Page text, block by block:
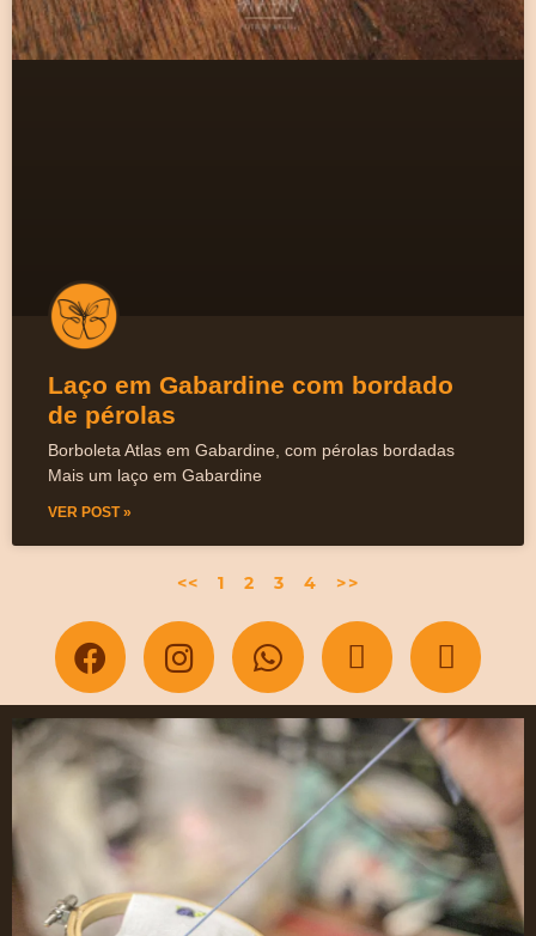
Laço em Gabardine com bordado
de pérolas
Borboleta Atlas em Gabardine, com pérolas bordadas
Mais um laço em Gabardine
VER POST »
<< 1 2 3 4 >>